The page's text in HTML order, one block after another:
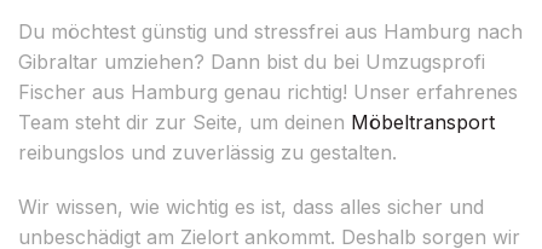
Du möchtest günstig und stressfrei aus Hamburg nach
Gibraltar umziehen? Dann bist du bei Umzugsprofi
Fischer aus Hamburg genau richtig! Unser erfahrenes
Team steht dir zur Seite, um deinen Möbeltransport
reibungslos und zuverlässig zu gestalten.
Wir wissen, wie wichtig es ist, dass alles sicher und
unbeschädigt am Zielort ankommt. Deshalb sorgen wir